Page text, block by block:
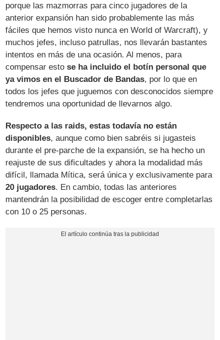
porque las mazmorras para cinco jugadores de la
anterior expansión han sido probablemente las más
fáciles que hemos visto nunca en World of Warcraft), y
muchos jefes, incluso patrullas, nos llevarán bastantes
intentos en más de una ocasión. Al menos, para
compensar estose ha incluido el botín personal que
ya vimos en el Buscador de Bandas, por lo que en
todos los jefes que juguemos con desconocidos siempre
tendremos una oportunidad de llevarnos algo.
Respecto a las raids, estas todavía no están
disponibles, aunque como bien sabréis si jugasteis
durante el pre-parche de la expansión, se ha hecho un
reajuste de sus dificultades y ahora la modalidad más
difícil, llamada Mítica, será única y exclusivamente para
20 jugadores. En cambio, todas las anteriores
mantendrán la posibilidad de escoger entre completarlas
con 10 o 25 personas.